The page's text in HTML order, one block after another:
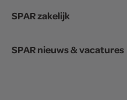
SPAR zakelijk
SPAR nieuws & vacatures